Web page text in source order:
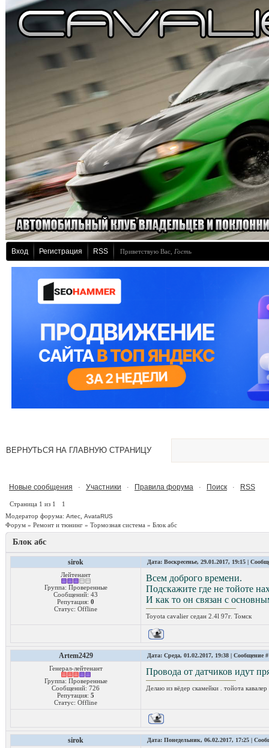
Вход Регистрация RSS Приветствую Вас Гость
ВЕРНУТЬСЯ НА ГЛАВНУЮ СТРАНИЦУ
Новые сообщения · Участники · Правила форума · Поиск · RSS
Страница 1 из 1
1
Модератор форума: Artec AvataRUS
Форум » Ремонт и тюнинг » Тормозная система » Блок абс
Блок абс
sirok Дата: Воскресенье, 29.01.2017, 19:15 |
Лейтенант
Группа: Проверенные
Сообщений: 43
Репутация: 0
Статус: Offline
Всем доброго времени.
Подскажите где не тойоте
И как то он связан с
Toyota cavalier седан 2.4l 97г. Томск
Artem2429 Дата: Среда, 01.02.2017, 19:38 | Сообщение
Генерал-лейтенант
Группа: Проверенные
Сообщений: 726
Репутация: 5
Статус: Offline
Провода от датчиков идут
Делаю из вёдер скамейки . тойота
sirok Дата: Понедельник, 06.02.2017, 17:25 |